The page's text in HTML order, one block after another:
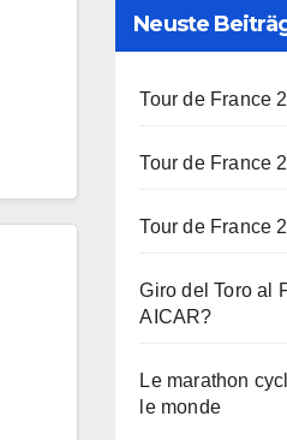
Neuste
Tour de France
Tour de France
Tour de France
Giro del Toro al
AICAR?
Le marathon
le monde